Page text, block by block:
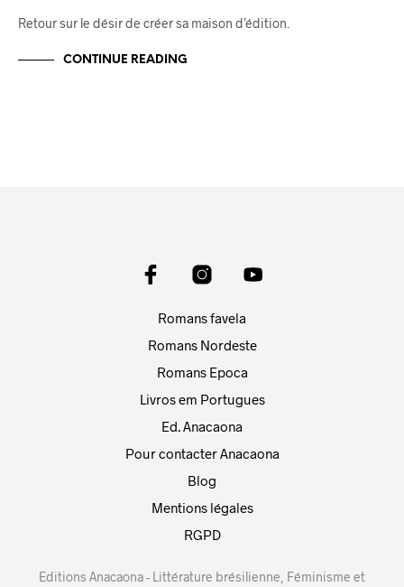
Retour sur le désir de créer sa maison d’édition.
CONTINUE READING
Romans favela
Romans Nordeste
Romans Epoca
Livros em Portugues
Ed. Anacaona
Pour contacter Anacaona
Blog
Mentions légales
RGPD
Editions Anacaona - Littérature brésilienne, Féminisme et